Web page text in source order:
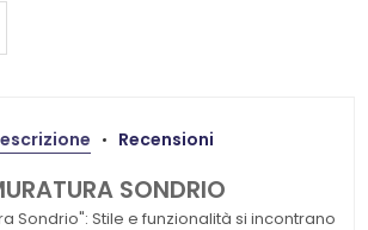
Recensioni
SONDRIO
Sondrio": Stile e funzionalità si incontrano